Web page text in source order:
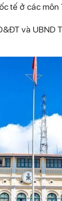
tế ở các môn
và UBND